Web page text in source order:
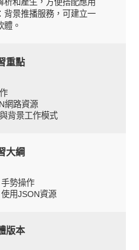
背景推播服務，可建立一
體。
重點
網路資源
背景工作模式
大綱
勢操作
用JSON資源
版本